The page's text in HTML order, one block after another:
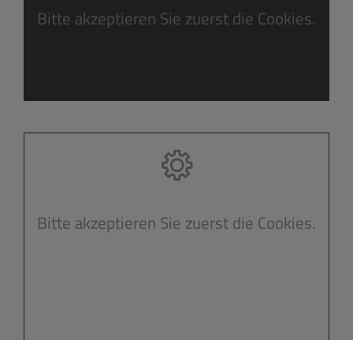
Bitte akzeptieren Sie zuerst die Cookies.
Bitte akzeptieren Sie zuerst die Cookies.